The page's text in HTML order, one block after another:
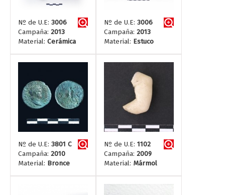
Nº de U.E: 3006
Campaña: 2013
Material: Cerámica
Nº de U.E: 3006
Campaña: 2013
Material: Estuco
Nº de U.E: 3801 C
Campaña: 2010
Material: Bronce
Nº de U.E: 1102
Campaña: 2009
Material: Mármol